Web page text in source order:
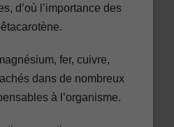
d’où l’importance des
fer, cuivre,
dans de nombreux
à l’organisme.